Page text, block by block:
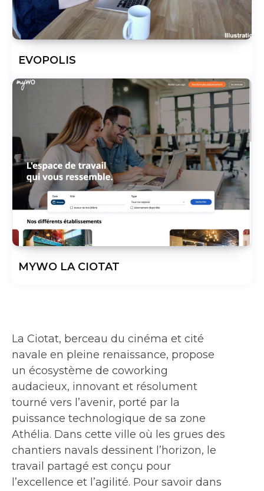
EVOPOLIS
MYWO LA CIOTAT
La Ciotat, berceau du cinéma et cité
navale en pleine renaissance, propose
un écosystème de coworking
audacieux, innovant et résolument
tourné vers l’avenir, porté par la
puissance technologique de sa zone
Athélia. Dans cette ville où les grues des
chantiers navals dessinent l’horizon, le
travail partagé est conçu pour
l’excellence et l’agilité. Pour savoir dans